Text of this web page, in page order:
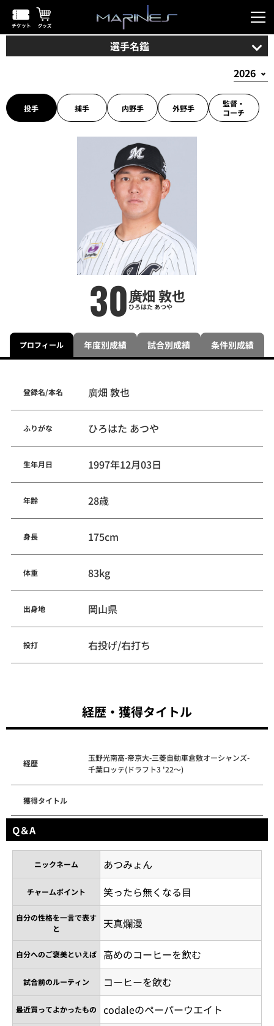
選手名鑑
投手 捕手 内野手 外野手
監督・
コーチ
30廣畑 敦也
ひろはた あつや
プロフィール 年度別成績 試合別成績 条件別成績
登録名/本名 廣畑 敦也
ふりがな ひろはた あつや
生年月日 1997年12月03日
年齢 28歳
身長 175cm
体重 83kg
出身地 岡山県
投打 右投げ/右打ち
経歴・獲得タイトル
経歴
玉野光南高-帝京大-三菱自動車倉敷オーシャンズ-
千葉ロッテ(ドラフト3 '22～)
獲得タイトル
Q＆A
ニックネーム あつみょん
チャームポイント 笑ったら無くなる目
自分の性格を一言で表す
と
天真爛漫
自分へのご褒美といえば 高めのコーヒーを飲む
試合前のルーティン コーヒーを飲む
最近買ってよかったもの codaleのペーパーウエイト